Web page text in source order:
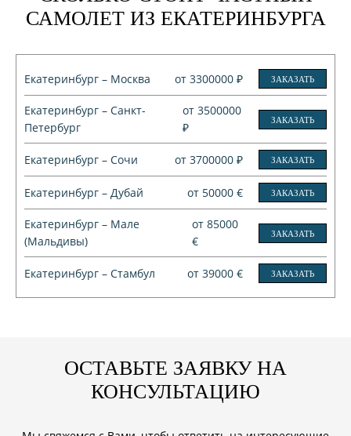
САМОЛЕТ ИЗ ЕКАТЕРИНБУРГА
Екатеринбург – Москва от 3300000 ₽ ЗАКАЗАТЬ
Екатеринбург – Санкт-
Петербург
от 3500000
₽
ЗАКАЗАТЬ
Екатеринбург – Сочи от 3700000 ₽ ЗАКАЗАТЬ
Екатеринбург – Дубай от 50000 € ЗАКАЗАТЬ
Екатеринбург – Мале
(Мальдивы)
от 85000
€
ЗАКАЗАТЬ
Екатеринбург – Стамбул от 39000 € ЗАКАЗАТЬ
ОСТАВЬТЕ ЗАЯВКУ НА
КОНСУЛЬТАЦИЮ